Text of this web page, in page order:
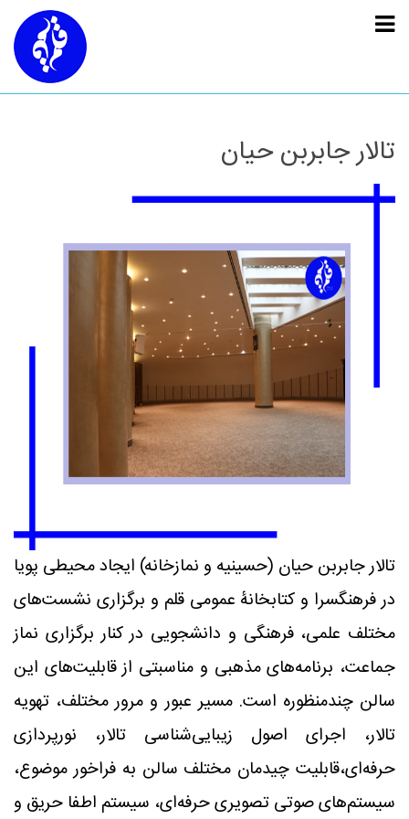
تالار جابربن حیان
تالار جابربن حیان (حسینیه و نمازخانه) ایجاد محیطی پویا
در فرهنگسرا و کتابخانۀ عمومی قلم و برگزاری نشست‌های
مختلف علمی، فرهنگی و دانشجویی در کنار برگزاری نماز
جماعت، برنامه‌های مذهبی و مناسبتی از قابلیت‌های این
سالن چندمنظوره است. مسیر عبور و مرور مختلف، تهویه
تالار، اجرای اصول زیبایی‌شناسی تالار، نورپردازی
حرفه‌ای،قابلیت چیدمان مختلف سالن به فراخور موضوع،
سیستم‌های صوتی تصویری حرفه‌ای، سیستم اطفا حریق و